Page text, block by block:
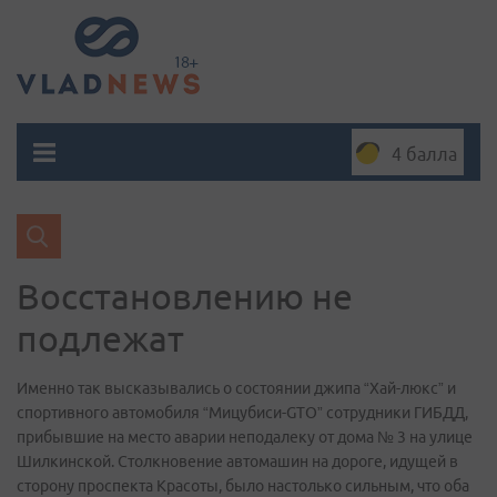
4 балла
Восстановлению не
подлежат
Именно так высказывались о состоянии джипа “Хай-люкс” и
спортивного автомобиля “Мицубиси-GTO” сотрудники ГИБДД,
прибывшие на место аварии неподалеку от дома № 3 на улице
Шилкинской. Столкновение автомашин на дороге, идущей в
сторону проспекта Красоты, было настолько сильным, что оба